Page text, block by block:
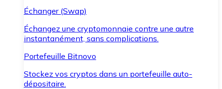
Échanger (Swap)
Échangez une cryptomonnaie contre une autre
instantanément, sans complications.
Portefeuille Bitnovo
Stockez vos cryptos dans un portefeuille auto-
dépositaire.